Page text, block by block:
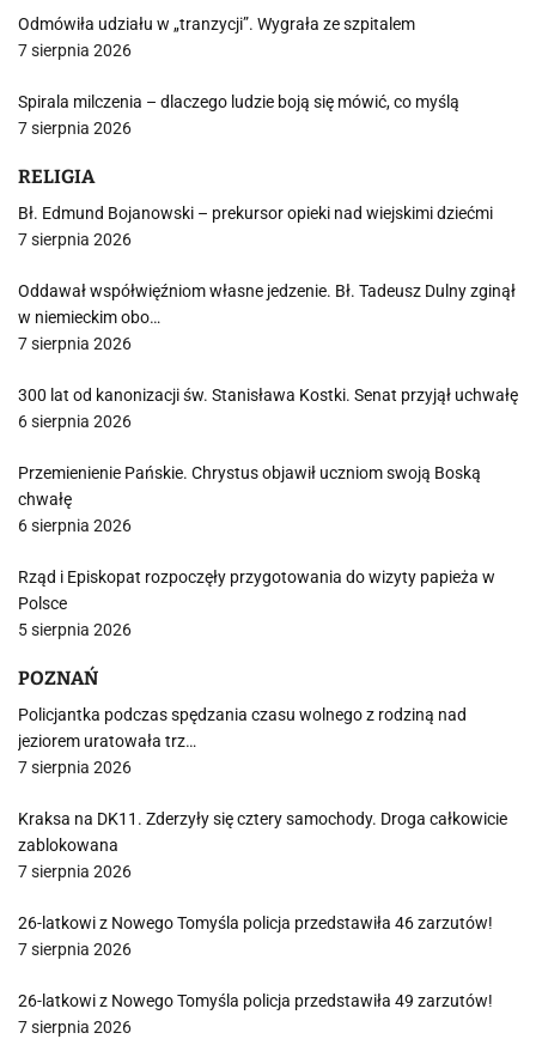
Odmówiła udziału w „tranzycji”. Wygrała ze szpitalem
7 sierpnia 2026
Spirala milczenia – dlaczego ludzie boją się mówić, co myślą
7 sierpnia 2026
RELIGIA
Bł. Edmund Bojanowski – prekursor opieki nad wiejskimi dziećmi
7 sierpnia 2026
Oddawał współwięźniom własne jedzenie. Bł. Tadeusz Dulny zginął
w niemieckim obo…
7 sierpnia 2026
300 lat od kanonizacji św. Stanisława Kostki. Senat przyjął uchwałę
6 sierpnia 2026
Przemienienie Pańskie. Chrystus objawił uczniom swoją Boską
chwałę
6 sierpnia 2026
Rząd i Episkopat rozpoczęły przygotowania do wizyty papieża w
Polsce
5 sierpnia 2026
POZNAŃ
Policjantka podczas spędzania czasu wolnego z rodziną nad
jeziorem uratowała trz…
7 sierpnia 2026
Kraksa na DK11. Zderzyły się cztery samochody. Droga całkowicie
zablokowana
7 sierpnia 2026
26-latkowi z Nowego Tomyśla policja przedstawiła 46 zarzutów!
7 sierpnia 2026
26-latkowi z Nowego Tomyśla policja przedstawiła 49 zarzutów!
7 sierpnia 2026